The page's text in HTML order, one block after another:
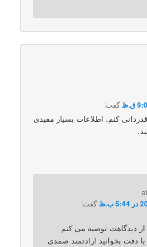
گفت:
کنم. اطلاعات بسیار مفیدی
گفت:
دیدگاهت توصیه می کنم
دقت بخوانید ارادتمند صمدی